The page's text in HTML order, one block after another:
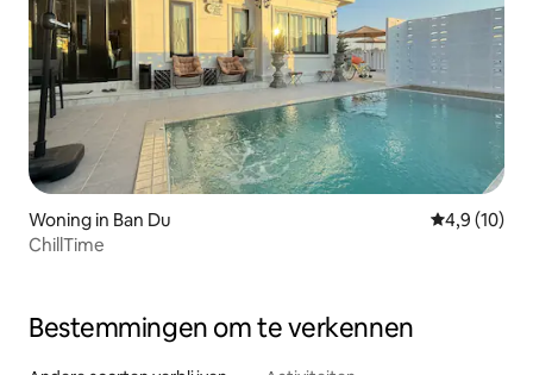
Woning in Ban Du
4,9 (10)
ChillTime
Bestemmingen om te verkennen